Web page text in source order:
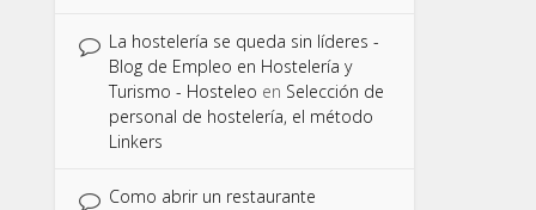
La hostelería se queda sin líderes -
Blog de Empleo en Hostelería y
Turismo - Hosteleo en Selección de
personal de hostelería, el método
Linkers
Como abrir un restaurante